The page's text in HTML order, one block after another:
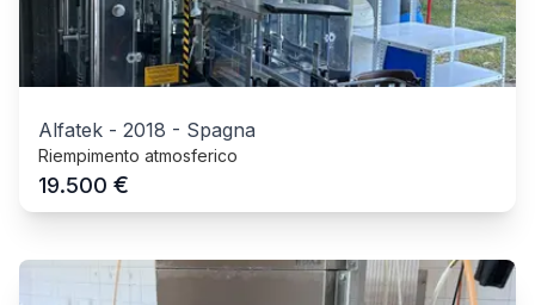
Alfatek - 2018 - Spagna
Riempimento atmosferico
19.500 €